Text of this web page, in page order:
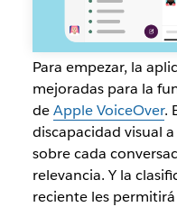
accesibilidad
Para empezar, la
mejoradas para la
deApple VoiceOver.
discapacidad visual
sobre cada
relevancia. Y la
reciente les